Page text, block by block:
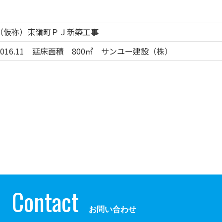
仮称）東嶺町ＰＪ新築工事
延床面積 800㎡ サンユー建設（株）
Contact お問い合わせ